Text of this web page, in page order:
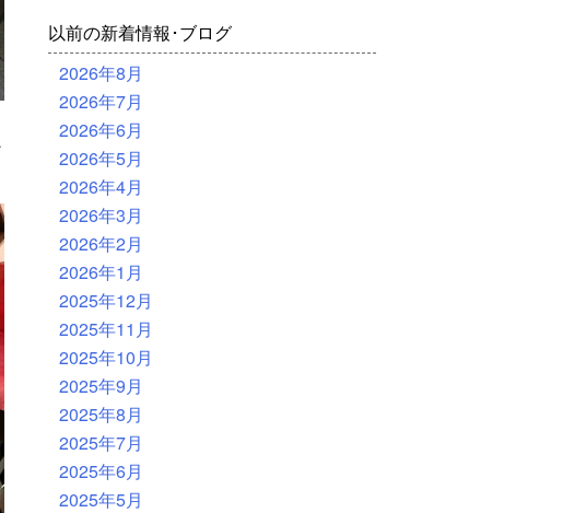
以前の新着情報･ブログ
2026年8月
2026年7月
2026年6月
2026年5月
2026年4月
2026年3月
2026年2月
2026年1月
2025年12月
2025年11月
2025年10月
2025年9月
2025年8月
2025年7月
2025年6月
2025年5月